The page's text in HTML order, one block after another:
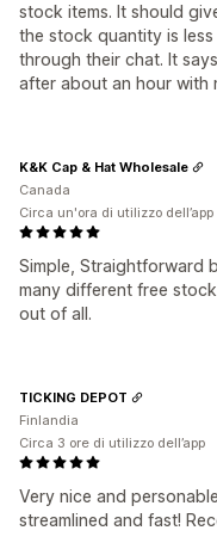
stock items. It should
the stock quantity is
through their chat. It
after about an hour with
Simple, Straightforward
many different free
out of all.
K&K Cap & Hat Wholesale
Canada
Circa un'ora di utilizzo dell’app
Very nice and
streamlined and fast!
TICKING DEPOT
Finlandia
Circa 3 ore di utilizzo dell’app